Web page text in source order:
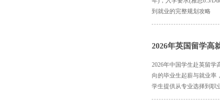
到就业的完整规划攻略
2026年英国留学高
2026年中国学生赴英留
向的毕业生起薪与就业率
学生提供从专业选择到职